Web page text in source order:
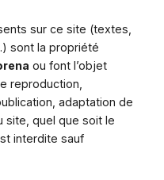
sur ce site (textes,
sont la propriété
ou font l’objet
reproduction,
adaptation de
site, quel que soit le
interdite sauf